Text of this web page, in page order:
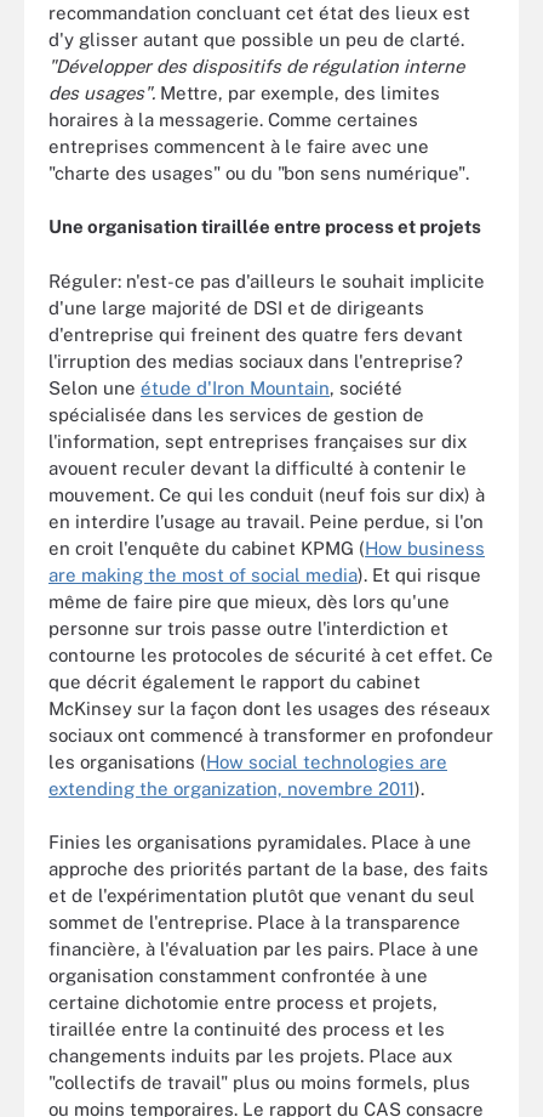
recommandation concluant cet état des lieux est
d'y glisser autant que possible un peu de clarté.
"Développer des dispositifs de régulation interne
des usages". Mettre, par exemple, des limites
horaires à la messagerie. Comme certaines
entreprises commencent à le faire avec une
"charte des usages" ou du "bon sens numérique".
Une organisation tiraillée entre process et projets
Réguler: n'est-ce pas d'ailleurs le souhait implicite
d'une large majorité de DSI et de dirigeants
d'entreprise qui freinent des quatre fers devant
l'irruption des medias sociaux dans l'entreprise?
Selon une étude d'Iron Mountain, société
spécialisée dans les services de gestion de
l'information, sept entreprises françaises sur dix
avouent reculer devant la difficulté à contenir le
mouvement. Ce qui les conduit (neuf fois sur dix) à
en interdire l’usage au travail. Peine perdue, si l'on
en croit l'enquête du cabinet KPMG (How business
are making the most of social media). Et qui risque
même de faire pire que mieux, dès lors qu'une
personne sur trois passe outre l'interdiction et
contourne les protocoles de sécurité à cet effet. Ce
que décrit également le rapport du cabinet
McKinsey sur la façon dont les usages des réseaux
sociaux ont commencé à transformer en profondeur
les organisations (How social technologies are
extending the organization, novembre 2011).
Finies les organisations pyramidales. Place à une
approche des priorités partant de la base, des faits
et de l'expérimentation plutôt que venant du seul
sommet de l'entreprise. Place à la transparence
financière, à l'évaluation par les pairs. Place à une
organisation constamment confrontée à une
certaine dichotomie entre process et projets,
tiraillée entre la continuité des process et les
changements induits par les projets. Place aux
"collectifs de travail" plus ou moins formels, plus
ou moins temporaires. Le rapport du CAS consacre